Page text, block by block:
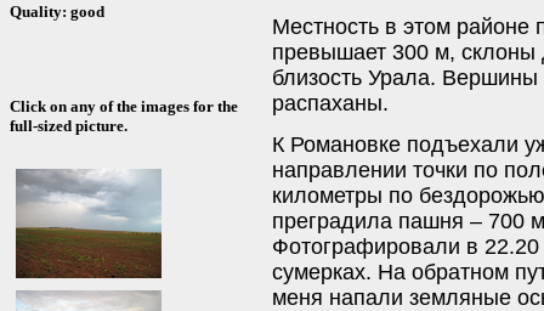
Quality: good
Click on any of the images for the
full-sized picture.
Местность в этом районе
превышает 300 м, склоны
близость Урала.
распаханы.
К Романовке подъехали
направлении точки по
километры по
преградила пашня – 700
Фотографировали в
сумерках. На обратном
меня напали земляные